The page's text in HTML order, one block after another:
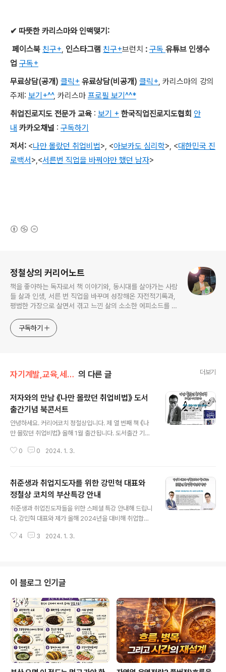
✔ 따뜻한 카리스마와 인맥맺기 :
페이스북 친구+, 인스타그램 친구+브런치 : 구독 유튜브 인생수
업 구독+
무료상담(공개) 클릭+ 유료상담(비공개) 클릭+, 카리스마의 강의
주제 : 보기+^^, 카리스마 프로필 보기^^*
취업진로지도 전문가 교육 : 보기 + 한국직업진로지도협회 안
내 카카오채널 : 구독하기
저서 : <나만 몰랐던 취업비법>, <아보카도 심리학>, <대한민국 진
로백서>,<서른번 직업을 바꿔야만 했던 남자>
정철상의 커리어노트
책을 좋아하는 독자로서 책 이야기와, 동시대를 살아가는 사람
들 삶과 인생, 서른 번 직업을 바꾸며 성장해온 자전적기록과,
평범한 가장으로 살면서 겪고 느낀 삶의 소소한 에피소드를 전
고픈 커리어코치, 유튜브: 정교수의 인생수업
구독하기
자기계발,교육,세미나 의 다른 글 더보기
저자와의 만남 《나만 몰랐던 취업비법》 도서
출간기념 북콘서트
안녕하세요. 커리어코치 정철상입니다. 제 열 번째 책 《나
만 몰랐던 취업비법》 올해 1월 출간됩니다. 도서출간 기념
으로 진행하고자 합니다. 아래 신청 페이지에서 신청만 하
던 취업비법》북콘서트 일정: 2024년 1월 23일(화) 오후
7시 ~ 9시 교육장소: 부산역 유라시아 플랫폼 A동 104호
참가비: 무료 담당자: 정철상 연락처: 010-7570-2022,
career@careernote.co.kr docs.google.com ✔
M/286 대기업, ..
0 0 2024. 1. 3.
취준생과 취업지도자를 위한 강민혁 대표와
정철상 코치의 부산특강 안내
취준생과 취업진도자들을 위한 스페셜 특강 안내해 드립니
다. 강민혁 대표와 제가 올해 2024년을 대비해 취업합격
적으로 차례대로 개최할 예정입니다. 부산 일정은 2024년
220 특강 신청페이지 : https://forms.gle/R8SQv4Hd
tK58Hhwd6 (신청항목 내에 질문을 남겨주시면 강사님
이 특강당일 답변 드립니다.) 취준생은 무료이오니 많이 알
려주세요. 신청하실 때, ‘성함, 연락처, 이메일주소, (질문이
있으면 질문도 함께)’ 남겨주시면 됩..
4 3 2024. 1. 3.
이 블로그 인기글